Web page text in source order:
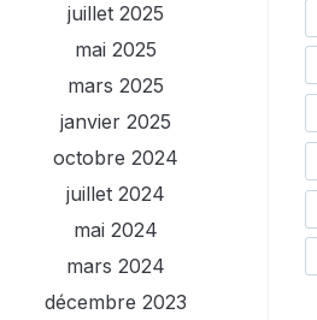
juillet 2025
mai 2025
mars 2025
janvier 2025
octobre 2024
juillet 2024
mai 2024
mars 2024
décembre 2023